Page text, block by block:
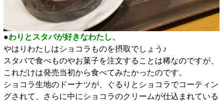
●わりとスタバが好きなわたし、
やはりわたしはショコラものを摂取でしょう♪
スタバで食べものやお菓子を注文することは稀なのですが、
これだけは発売当初から食べてみたかったのです。
ショコラ生地のドーナツが、ぐるりとショコラでコーティン
グされて、さらに中にショコラのクリームが仕込まれている